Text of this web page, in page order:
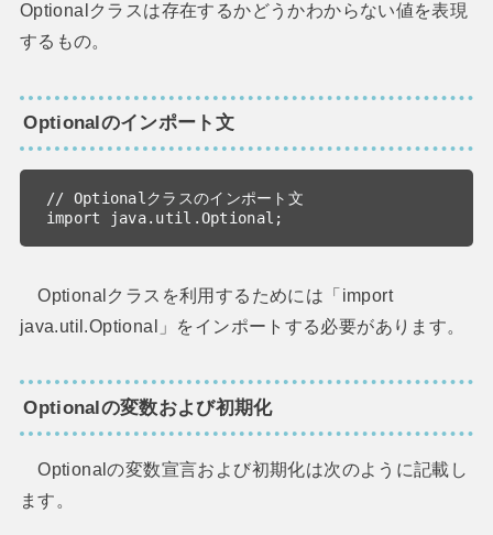
Optional クラスは存在するかどうかわからない値を表現
するもの。
Optionalのインポート文
import
java.util.Optional ;
Optional クラスを利用するためには「 import
java.util.Optional
」をインポートする必要があります。
Optionalの変数および初期化
Optionalの変数宣言および初期化は次のように記載し
ます。